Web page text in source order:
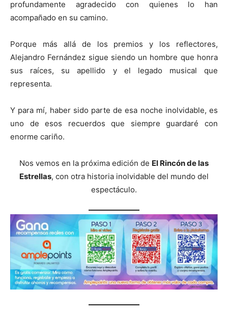
profundamente agradecido con quienes lo han
acompañado en su camino.
Porque más allá de los premios y los reflectores,
Alejandro Fernández sigue siendo un hombre que honra
sus raíces, su apellido y el legado musical que
representa.
Y para mí, haber sido parte de esa noche inolvidable, es
uno de esos recuerdos que siempre guardaré con
enorme cariño.
Nos vemos en la próxima edición de El Rincón de las
Estrellas, con otra historia inolvidable del mundo del
espectáculo.